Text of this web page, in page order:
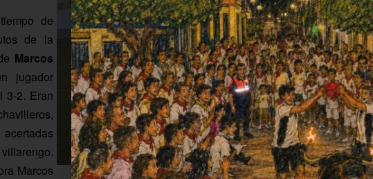
de
de la
Marcos
jugador
3-2. Eran
Marcos